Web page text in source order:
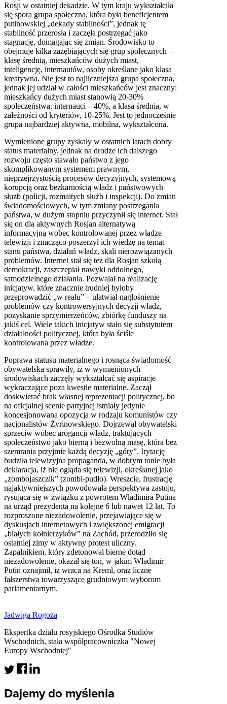
Rosji w ostatniej dekadzie. W tym kraju wykształciła
się spora grupa społeczna, która była beneficjentem
putinowskiej „dekady stabilności”, jednak tę
stabilność przerosła i zaczęła postrzegać jako
stagnację, domagając się zmian. Środowisko to
obejmuje kilka zazębiających się grup społecznych –
klasę średnią, mieszkańców dużych miast,
inteligencję, internautów, osoby określane jako klasa
kreatywna. Nie jest to najliczniejsza grupa społeczna,
jednak jej udział w całości mieszkańców jest znaczny:
mieszkańcy dużych miast stanowią 20-30%
społeczeństwa, internauci – 40%, a klasa średnia, w
zależności od kryteriów, 10-25%. Jest to jednocześnie
grupa najbardziej aktywna, mobilna, wykształcona.
Wymienione grupy zyskały w ostatnich latach dobry
status materialny, jednak na drodze ich dalszego
rozwoju często stawało państwo z jego
skomplikowanym systemem prawnym,
nieprzejrzystością procesów decyzyjnych, systemową
korupcją oraz bezkarnością władz i państwowych
służb (policji, rozmaitych służb i inspekcji). Do zmian
świadomościowych, w tym zmiany postrzegania
państwa, w dużym stopniu przyczynił się internet. Stał
się on dla aktywnych Rosjan alternatywą
informacyjną wobec kontrolowanej przez władze
telewizji i znacząco poszerzył ich wiedzę na temat
stanu państwa, działań władz, skali nierozwiązanych
problemów. Internet stał się też dla Rosjan szkołą
demokracji, zaszczepiał nawyki oddolnego,
samodzielnego działania. Pozwalał na realizację
inicjatyw, które znacznie trudniej byłoby
przeprowadzić „w realu” – ułatwiał nagłośnienie
problemów czy kontrowersyjnych decyzji władz,
pozyskanie sprzymierzeńców, zbiórkę funduszy na
jakiś cel. Wiele takich inicjatyw stało się substytutem
działalności politycznej, która była ściśle
kontrolowana przez władze.
Poprawa statusu materialnego i rosnąca świadomość
obywatelska sprawiły, iż w wymienionych
środowiskach zaczęły wykształcać się aspiracje
wykraczające poza kwestie materialne. Zaczął
doskwierać brak własnej reprezentacji politycznej, bo
na oficjalnej scenie partyjnej istniały jedynie
koncesjonowana opozycja w rodzaju komunistów czy
nacjonalistów Żyrinowskiego. Dojrzewał obywatelski
sprzeciw wobec arogancji władz, traktujących
społeczeństwo jako bierną i bezwolną masę, która bez
szemrania przyjmie każdą decyzję „góry”. Irytację
budziła telewizyjna propaganda, w dobrym tonie była
deklaracja, iż nie ogląda się telewizji, określanej jako
„zombojaszczik” (zombi-pudło). Wreszcie, frustrację
najaktywniejszych powodowała perspektywa zastoju,
rysująca się w związku z powrotem Władimira Putina
na urząd prezydenta na kolejne 6 lub nawet 12 lat. To
rozproszone niezadowolenie, przejawiające się w
dyskusjach internetowych i zwiększonej emigracji
„białych kołnierzyków” na Zachód, przerodziło się
ostatniej zimy w aktywny protest uliczny.
Zapalnikiem, który zdetonował bierne dotąd
niezadowolenie, okazał się ton, w jakim Wladimir
Putin oznajmił, iż wraca na Kreml, oraz liczne
fałszerstwa towarzyszące grudniowym wyborom
parlamentarnym.
Jadwiga Rogoża
Ekspertka działu rosyjskiego Ośrodka Studiów
Wschodnich, stała współpracowniczka "Nowej
Europy Wschodniej"
Dajemy do myślenia